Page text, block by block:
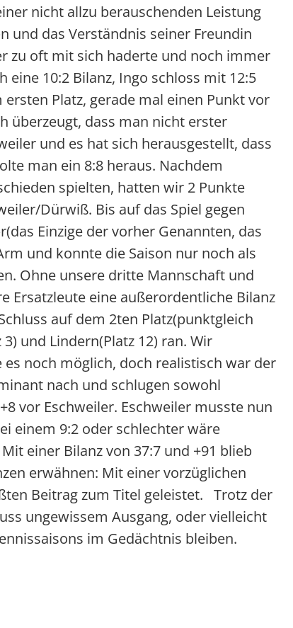
nicht allzu berauschenden Leistung
und das Verständnis seiner Freundin
zu oft mit sich haderte und noch immer
10:2 Bilanz, Ingo schloss mit 12:5
Platz, gerade mal einen Punkt vor
überzeugt, dass man nicht erster
und es hat sich herausgestellt, dass
man ein 8:8 heraus. Nachdem
spielten, hatten wir 2 Punkte
Dürwiß. Bis auf das Spiel gegen
Einzige der vorher Genannten, das
und konnte die Saison nur noch als
Ohne unsere dritte Mannschaft und
Ersatzleute eine außerordentliche Bilanz
auf dem 2ten Platz(punktgleich
und Lindern(Platz 12) ran. Wir
noch möglich, doch realistisch war der
nach und schlugen sowohl
vor Eschweiler. Eschweiler musste nun
einem 9:2 oder schlechter wäre
einer Bilanz von 37:7 und +91 blieb
erwähnen: Mit einer vorzüglichen
Beitrag zum Titel geleistet. Trotz der
ungewissem Ausgang, oder vielleicht
im Gedächtnis bleiben.